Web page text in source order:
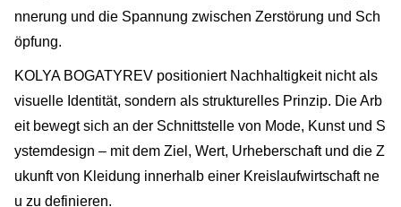
nnerung und die Spannung zwischen Zerstörung und Sch
öpfung.
KOLYA BOGATYREV positioniert Nachhaltigkeit nicht als
visuelle Identität, sondern als strukturelles Prinzip. Die Arb
eit bewegt sich an der Schnittstelle von Mode, Kunst und S
ystemdesign – mit dem Ziel, Wert, Urheberschaft und die Z
ukunft von Kleidung innerhalb einer Kreislaufwirtschaft ne
u zu definieren.